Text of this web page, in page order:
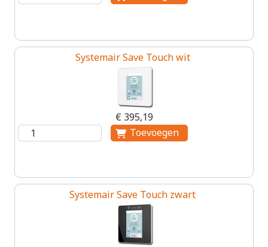
Systemair Save Touch wit
€ 395,19
Systemair Save Touch zwart